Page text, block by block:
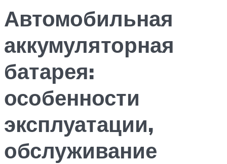
Автомобильная
аккумуляторная
батарея:
особенности
эксплуатации,
обслуживание